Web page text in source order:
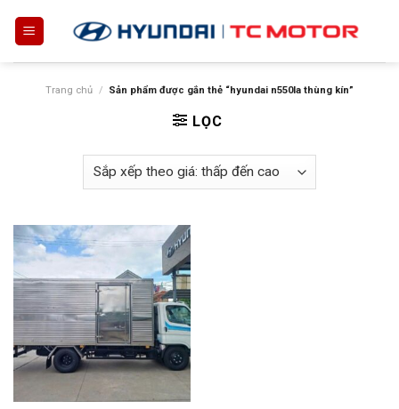
Trang chủ / Sản phẩm được gắn thẻ “hyundai n550la thùng kín”
LỌC